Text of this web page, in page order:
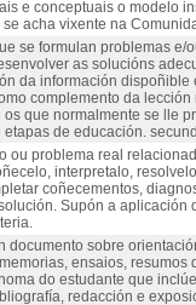
e conceptuais o modelo
acha vixente na
se formulan problemas e/
as solucións
da información
complemento da
que normalmente se lle
etapas de educación.
ou problema real
interpretalo,
coñecementos,
Supón a aplicación
documento sobre
ensaios, resumos
do estudante que
redacción e